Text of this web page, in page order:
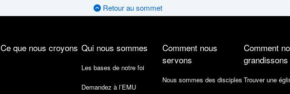
Retour au sommet
Ce que nous croyons Qui nous sommes
Les bases de notre foi
Demandez à l’EMU
Comment nous
servons
Nous sommes des disciples
Comment
grandissons
Trouver une